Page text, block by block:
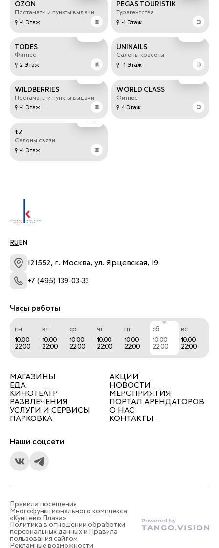
OZON
Постаматы и пункты выдачи
-1 Этаж
PEGAS TOURISTIK
Турагентства
-1 Этаж
TODES
Фитнес
2 Этаж
UNINAILS
Салоны красоты
-1 Этаж
WILDBERRIES
Постаматы и пункты выдачи
-1 Этаж
WORLD CLASS
Фитнес
4 Этаж
t2
Салоны связи
-1 Этаж
RU EN
121552, г. Москва, ул. Ярцевская, 19
+7 (495) 139-03-33
Часы работы
пн
10:00
22:00
вт
10:00
22:00
ср
10:00
22:00
чт
10:00
22:00
пт
10:00
22:00
сб
10:00
22:00
вс
10:00
22:00
МАГАЗИНЫ
ЕДА
КИНОТЕАТР
РАЗВЛЕЧЕНИЯ
УСЛУГИ И СЕРВИСЫ
ПАРКОВКА
АКЦИИ
НОВОСТИ
МЕРОПРИЯТИЯ
ПОРТАЛ АРЕНДАТОРОВ
О НАС
КОНТАКТЫ
Наши соцсети
Правила посещения
Многофункционального комплекса
«Кунцево Плаза»
Политика в отношении обработки
персональных данных и Правила
пользования сайтом
Рекламные возможности